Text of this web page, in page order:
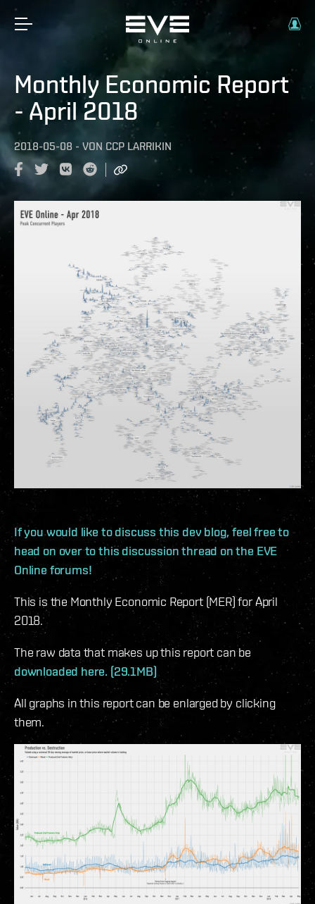
Monthly Economic Report
- April 2018
2018-05-08 - VON CCP LARRIKIN
If you would like to discuss this dev blog, feel free to
head on over to this discussion thread on the EVE
Online forums!
This is the Monthly Economic Report (MER) for April
2018.
The raw data that makes up this report can be
downloaded here. (29.1MB)
All graphs in this report can be enlarged by clicking
them.